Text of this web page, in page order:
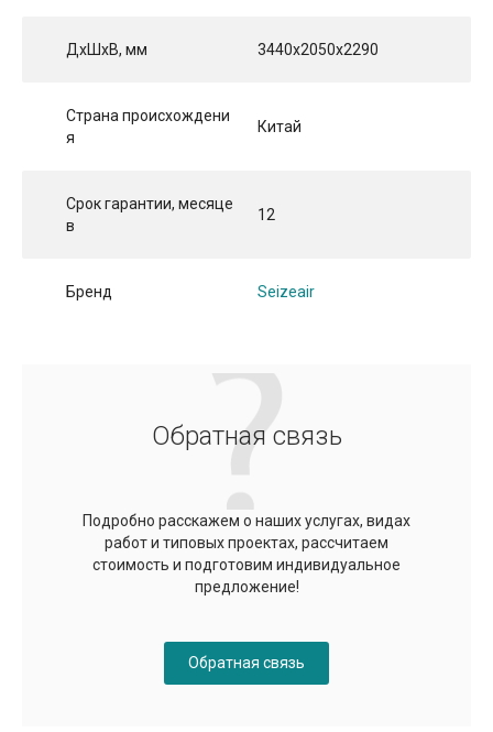
ДхШхВ, мм 3440x2050x2290
Страна происхождени
я
Китай
Срок гарантии, месяце
в
12
Бренд Seizeair
Обратная связь
Подробно расскажем о наших услугах, видах
работ и типовых проектах, рассчитаем
стоимость и подготовим индивидуальное
предложение!
Обратная связь